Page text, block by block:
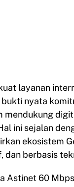
layanan
nyata
mendukung
ini sejalan
ekosistem
dan berbasis
Astinet 60